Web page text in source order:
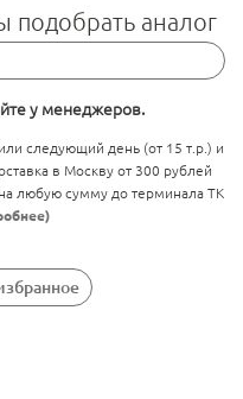
подобрать аналог
у менеджеров.
следующий день (от 15 т.р.) и
в Москву от 300 рублей
на любую сумму до терминала ТК